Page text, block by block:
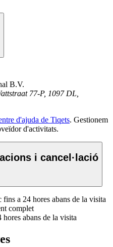
B.V.
77-P, 1097 DL,
d'ajuda de Tiqets. Gestionem
d'activitats.
i cancel·lació
fins a 24 hores abans de la visita
complet
abans de la visita